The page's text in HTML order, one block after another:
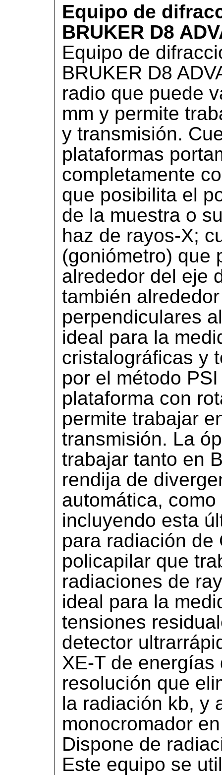
Equipo de
BRUKER D8
Equipo de
BRUKER D8
radio que puede
mm y permite
y transmisión.
plataformas
completamente
que posibilita el
de la muestra o
haz de rayos-X;
(goniómetro) que
alrededor del eje
también
perpendiculares
ideal para la
cristalográficas y
por el método
plataforma con
permite trabajar
transmisión. La
trabajar tanto en
rendija de
automática,
incluyendo esta
para radiación de
policapilar que
radiaciones de
ideal para la
tensiones
detector
XE-T de
resolución que
la radiación kb, y
monocromador
Dispone de
Este equipo se